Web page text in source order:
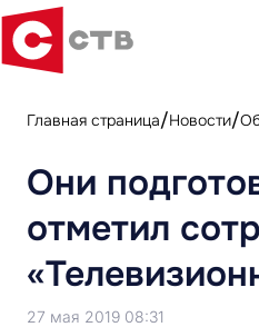
Главная страница Новости
Они
отметил
27 мая 2019 08:31